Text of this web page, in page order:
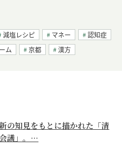
減塩レシピ マネー
認知症
ム 京都 漢方
の知見をもとに描かれた「清
議」。…